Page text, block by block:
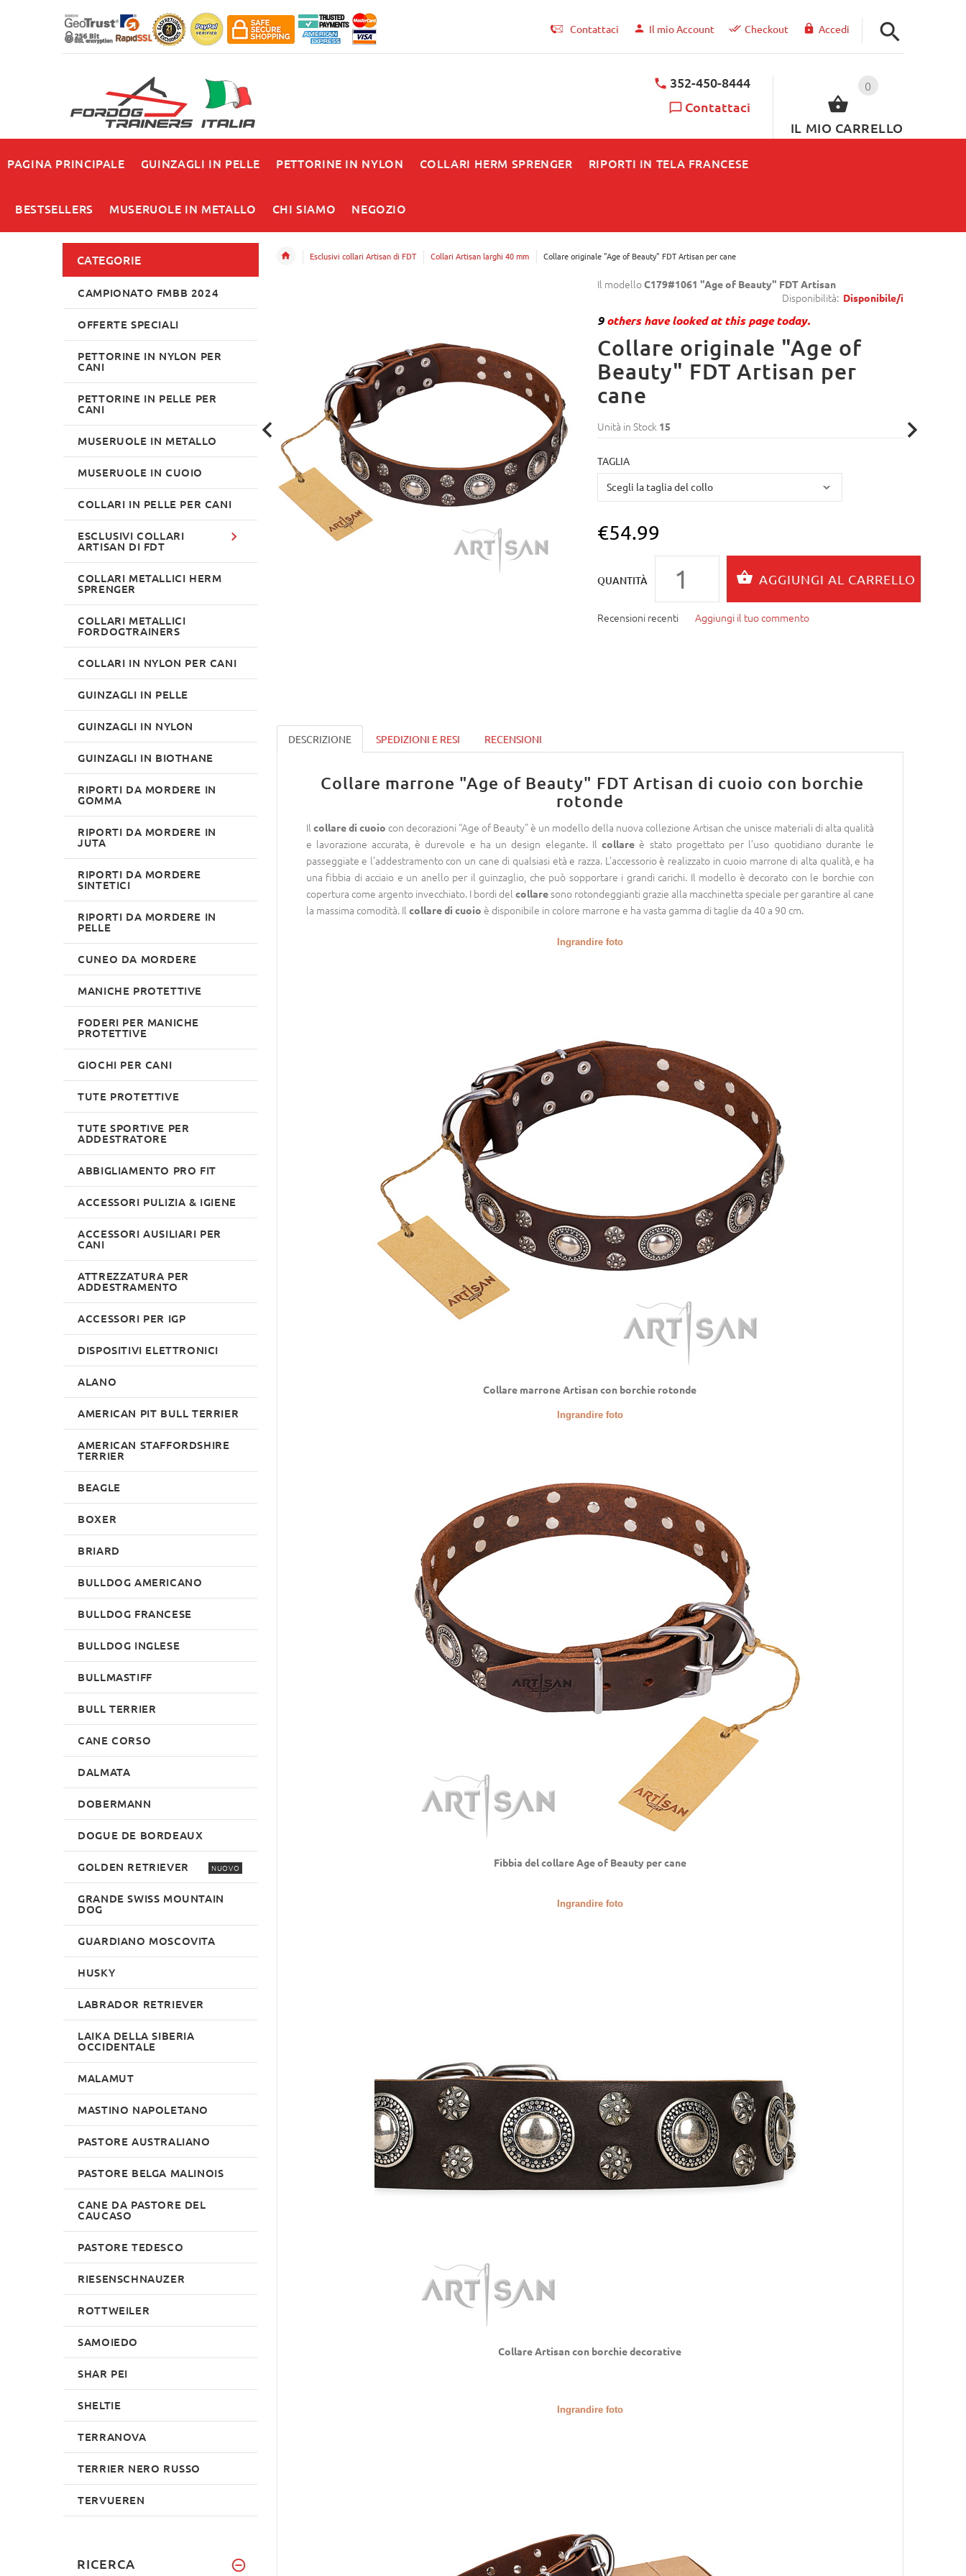
Contattaci Il mio Account Checkout Accedi
0
IL MIO CARRELLO
352-450-8444
Contattaci
PAGINA PRINCIPALE GUINZAGLI IN PELLE PETTORINE IN NYLON COLLARI HERM SPRENGER RIPORTI IN TELA FRANCESE
BESTSELLERS MUSERUOLE IN METALLO CHI SIAMO NEGOZIO
Esclusivi collari Artisan di FDT Collari Artisan larghi 40 mm Collare originale "Age of Beauty" FDT Artisan per cane
Il modelloC179#1061 "Age of Beauty" FDT Artisan
Disponibilità: Disponibile/i
9others have looked at this page today.
Collare originale "Age of
Beauty" FDT Artisan per
cane
Unità in Stock 15
TAGLIA
€54.99
QUANTITÀ
Recensioni recenti Aggiungi il tuo commento
DESCRIZIONE SPEDIZIONI E RESI RECENSIONI
Collare marrone "Age of Beauty" FDT Artisan di cuoio con borchie
rotonde
Il collare di cuoio con decorazioni “Age of Beauty” è un modello della nuova collezione Artisan che unisce materiali di alta qualità
e lavorazione accurata, è durevole e ha un design elegante. Ilcollare è stato progettato per l’uso quotidiano durante le
passeggiate e l’addestramento con un cane di qualsiasi età e razza. L’accessorio è realizzato in cuoio marrone di alta qualità, e ha
una fibbia di acciaio e un anello per il guinzaglio, che può sopportare i grandi carichi. Il modello è decorato con le borchie con
copertura come argento invecchiato. I bordi del collaresono rotondeggianti grazie alla macchinetta speciale per garantire al cane
la massima comodità. Il collare di cuoio è disponibile in colore marrone e ha vasta gamma di taglie da 40 a 90 cm.
Ingrandire foto
Collare marrone Artisan con borchie rotonde
Ingrandire foto
Fibbia del collare Age of Beauty per cane
Ingrandire foto
Collare Artisan con borchie decorative
Ingrandire foto
CATEGORIE
CAMPIONATO FMBB 2024
OFFERTE SPECIALI
PETTORINE IN NYLON PER
CANI
PETTORINE IN PELLE PER
CANI
MUSERUOLE IN METALLO
MUSERUOLE IN CUOIO
COLLARI IN PELLE PER CANI
ESCLUSIVI COLLARI
ARTISAN DI FDT
COLLARI METALLICI HERM
SPRENGER
COLLARI METALLICI
FORDOGTRAINERS
COLLARI IN NYLON PER CANI
GUINZAGLI IN PELLE
GUINZAGLI IN NYLON
GUINZAGLI IN BIOTHANE
RIPORTI DA MORDERE IN
GOMMA
RIPORTI DA MORDERE IN
JUTA
RIPORTI DA MORDERE
SINTETICI
RIPORTI DA MORDERE IN
PELLE
CUNEO DA MORDERE
MANICHE PROTETTIVE
FODERI PER MANICHE
PROTETTIVE
GIOCHI PER CANI
TUTE PROTETTIVE
TUTE SPORTIVE PER
ADDESTRATORE
ABBIGLIAMENTO PRO FIT
ACCESSORI PULIZIA & IGIENE
ACCESSORI AUSILIARI PER
CANI
ATTREZZATURA PER
ADDESTRAMENTO
ACCESSORI PER IGP
DISPOSITIVI ELETTRONICI
ALANO
AMERICAN PIT BULL TERRIER
AMERICAN STAFFORDSHIRE
TERRIER
BEAGLE
BOXER
BRIARD
BULLDOG AMERICANO
BULLDOG FRANCESE
BULLDOG INGLESE
BULLMASTIFF
BULL TERRIER
CANE CORSO
DALMATA
DOBERMANN
DOGUE DE BORDEAUX
GOLDEN RETRIEVER NUOVO
GRANDE SWISS MOUNTAIN
DOG
GUARDIANO MOSCOVITA
HUSKY
LABRADOR RETRIEVER
LAIKA DELLA SIBERIA
OCCIDENTALE
MALAMUT
MASTINO NAPOLETANO
PASTORE AUSTRALIANO
PASTORE BELGA MALINOIS
CANE DA PASTORE DEL
CAUCASO
PASTORE TEDESCO
RIESENSCHNAUZER
ROTTWEILER
SAMOIEDO
SHAR PEI
SHELTIE
TERRANOVA
TERRIER NERO RUSSO
TERVUEREN
RICERCA